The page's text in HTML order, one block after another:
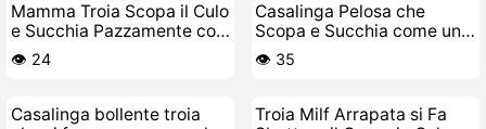
Mamma Troia Scopa il Culo
e Succhia Pazzamente con
Sfere Anali
👁️ 24
Casalinga Pelosa che
Scopa e Succhia come una
Troia
👁️ 35
Casalinga bollente troia
Troia Milf Arrapata si Fa